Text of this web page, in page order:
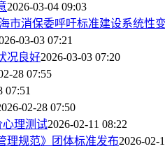
2026-03-04 09:03
市消保委呼吁标准建设系统性
03-03 07:21
况良好2026-03-03 07:20
28 07:55
07:51
02-28 07:50
心理测试2026-02-11 08:22
理规范》团体标准发布2026-02-